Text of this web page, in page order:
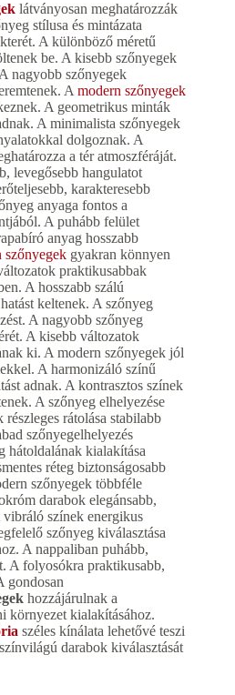
látványosan meghatározzák
stílusa és mintázata
A különböző méretű
be. A kisebb szőnyegek
nagyobb szőnyegek
Amodern szőnyegek
A geometrikus minták
A minimalista szőnyegek
dolgoznak. A
a tér atmoszféráját.
levegősebb hangulatot
karakteresebb
anyaga fontos a
A puhább felület
anyag hosszabb
szőnyegek gyakran könnyen
praktikusabbak
A hosszabb szálú
keltenek. A szőnyeg
A nagyobb szőnyeg
A kisebb változatok
ki. A modern szőnyegek jól
A harmonizáló színű
adnak. A kontrasztos színek
A szőnyeg elhelyezése
rátolása stabilabb
szőnyegelhelyezés
hátoldalának kialakítása
réteg biztonságosabb
szőnyegek többféle
darabok elegánsabb,
színek energikus
szőnyeg kiválasztása
A nappaliban puhább,
A folyosókra praktikusabb,
gondosan
hozzájárulnak a
környezet kialakításához.
széles kínálata lehetővé teszi
darabok kiválasztását